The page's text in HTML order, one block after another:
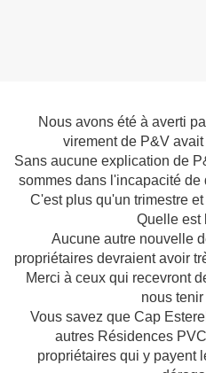
Nous avons été à averti
virement de P&V
Sans aucune explication de
sommes dans l'incapacité
C'est plus qu'un trimestre
Quelle est
Aucune autre nouvelle
propriétaires devraient avoir
Merci à ceux qui recevront
nous
Vous savez que Cap
autres Résidences
propriétaires qui y payent